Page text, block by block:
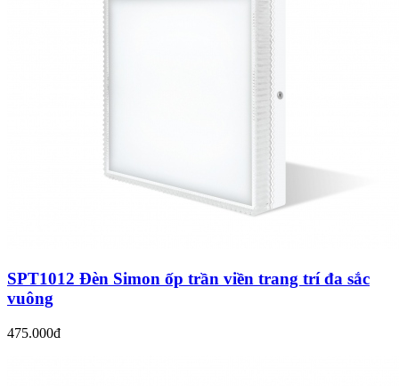
SPT1012 Đèn Simon ốp trần viền trang trí đa sắc
vuông
475.000đ